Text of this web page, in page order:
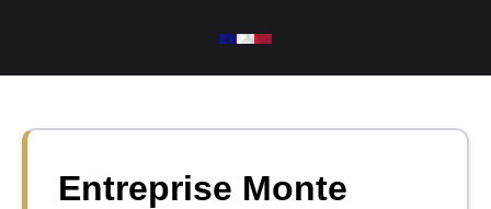
contenu
Entreprise Monte